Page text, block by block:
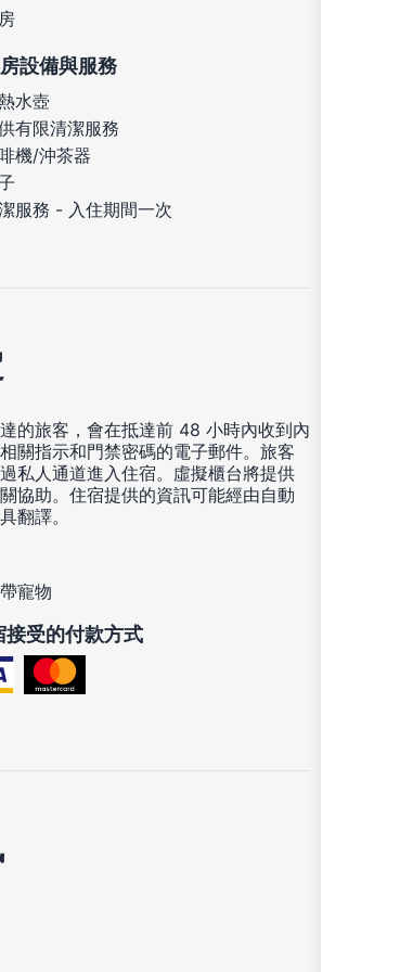
設備與服務
水壺
有限清潔服務
機/沖茶器
服務 - 入住期間一次
的旅客，會在抵達前 48 小時內收到內
關指示和門禁密碼的電子郵件。旅客
私人通道進入住宿。虛擬櫃台將提供
協助。住宿提供的資訊可能經由自動
翻譯。
寵物
接受的付款方式